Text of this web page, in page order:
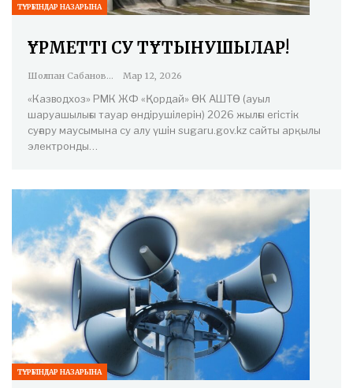
ТҰРҒЫНДАР НАЗАРЫНА
ҚҰРМЕТТІ СУ ТҰТЫНУШЫЛАР!
Шолпан Сабанова Мар 12, 2026
«Казводхоз» РМК ЖФ «Қордай» ӨК АШТӨ (ауыл
шаруашылығы тауар өндірушілерін) 2026 жылғы егістік
суғару маусымына су алу үшін sugaru.gov.kz сайты арқылы
электронды…
ТҰРҒЫНДАР НАЗАРЫНА